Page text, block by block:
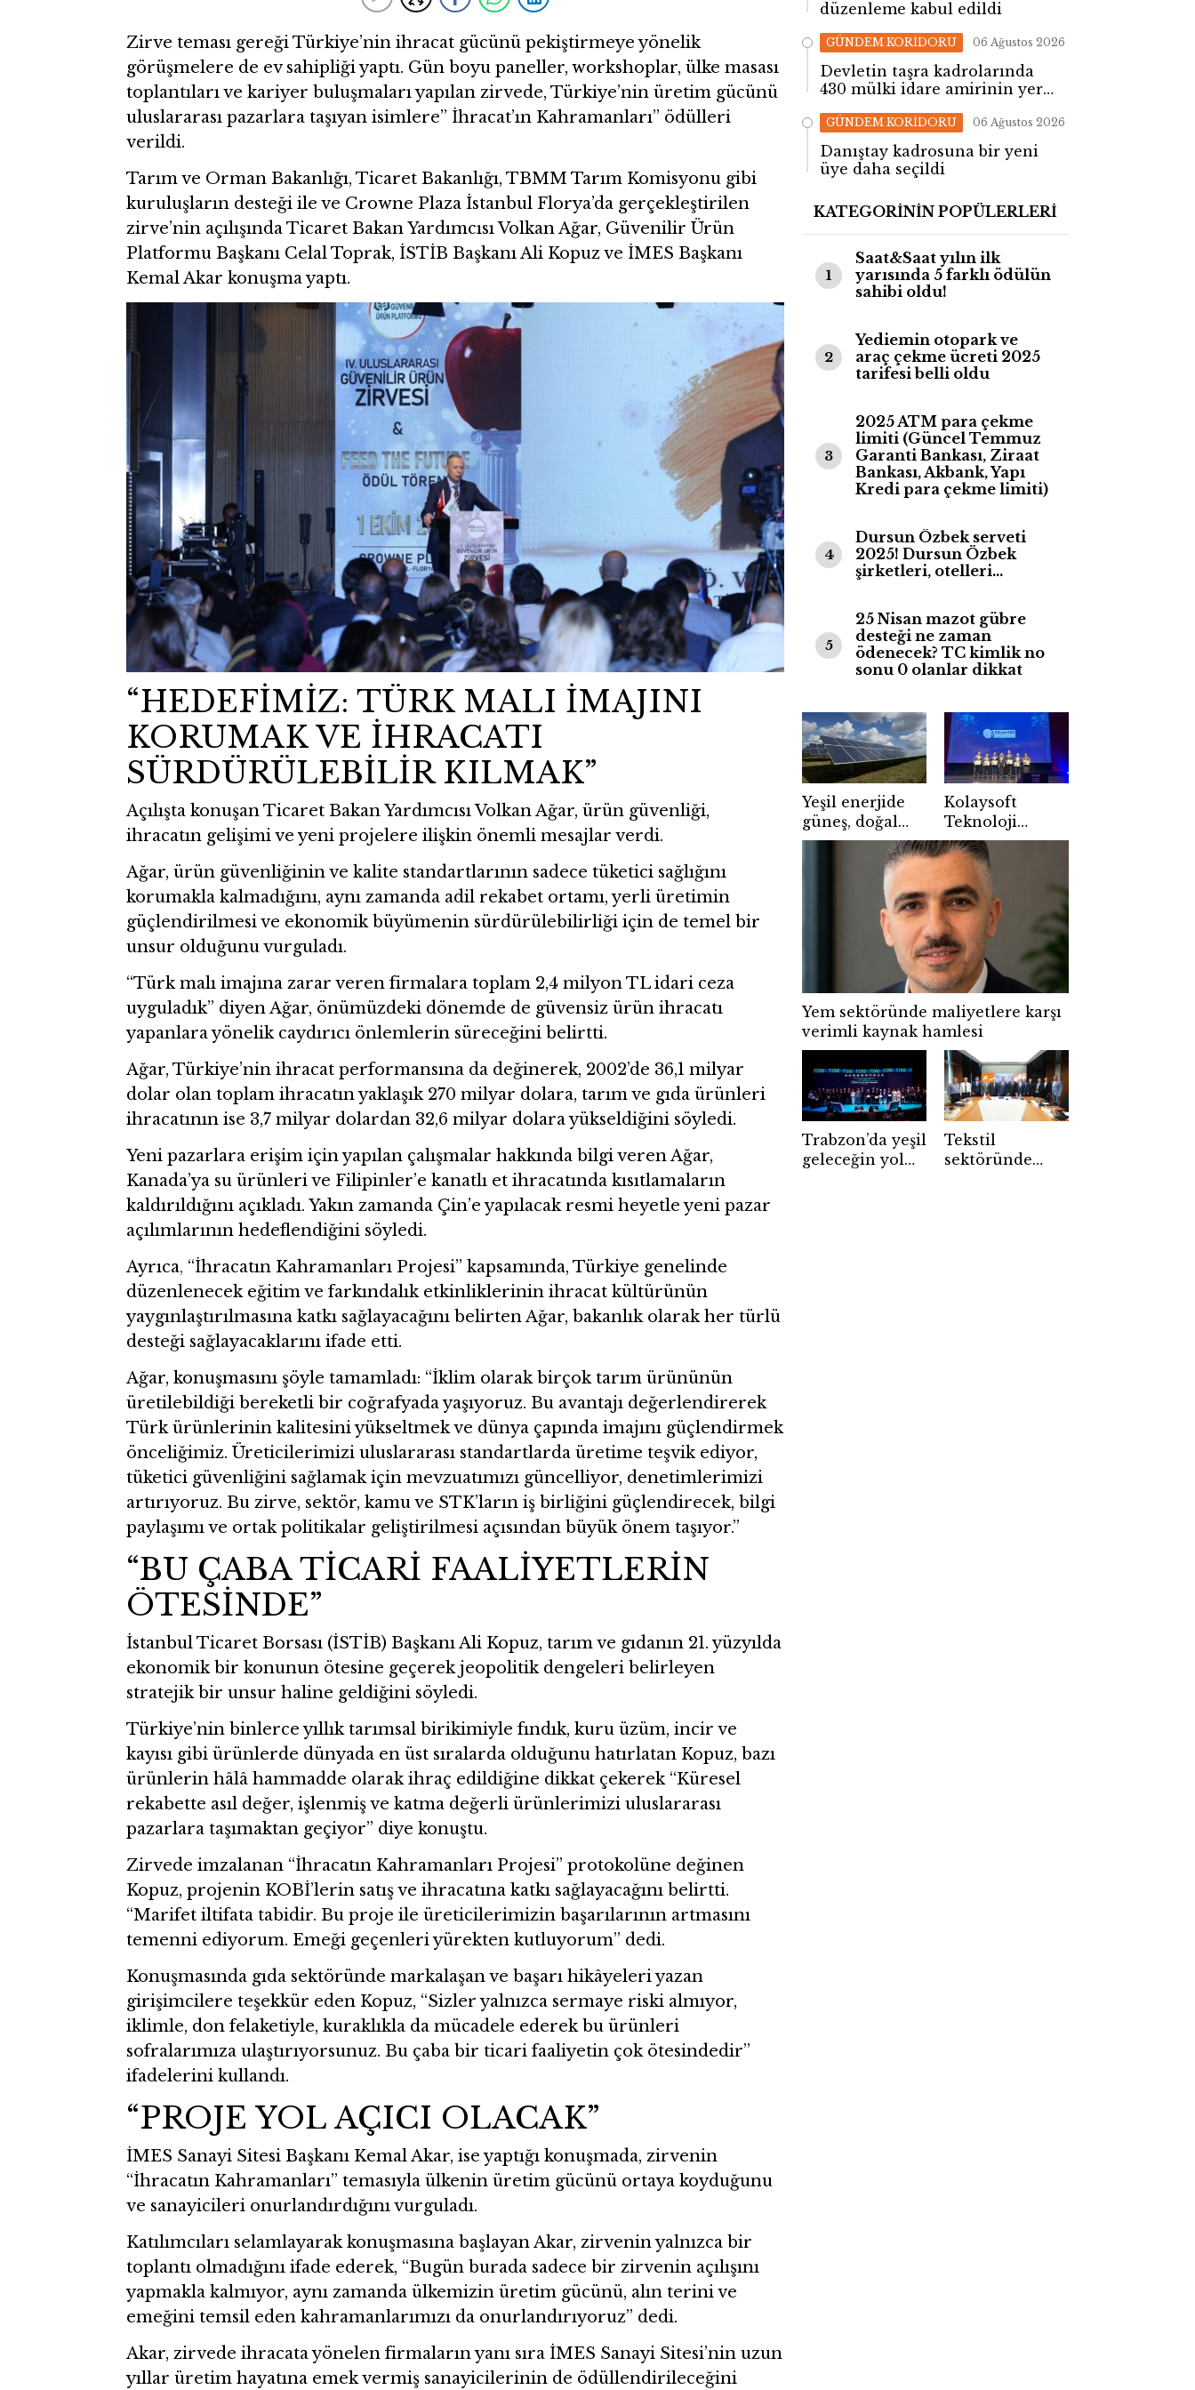
Zirve teması gereği Türkiye’nin ihracat gücünü pekiştirmeye yönelik
görüşmelere de ev sahipliği yaptı. Gün boyu paneller, workshoplar, ülke masası
toplantıları ve kariyer buluşmaları yapılan zirvede, Türkiye’nin üretim gücünü
uluslararası pazarlara taşıyan isimlere’’ İhracat’ın Kahramanları’’ ödülleri
verildi.
Tarım ve Orman Bakanlığı, Ticaret Bakanlığı, TBMM Tarım Komisyonu gibi
kuruluşların desteği ile ve Crowne Plaza İstanbul Florya’da gerçekleştirilen
zirve’nin açılışında Ticaret Bakan Yardımcısı Volkan Ağar, Güvenilir Ürün
Platformu Başkanı Celal Toprak, İSTİB Başkanı Ali Kopuz ve İMES Başkanı
Kemal Akar konuşma yaptı.
“HEDEFİMİZ: TÜRK MALI İMAJINI
KORUMAK VE İHRACATI
SÜRDÜRÜLEBİLİR KILMAK”
Açılışta konuşan Ticaret Bakan Yardımcısı Volkan Ağar, ürün güvenliği,
ihracatın gelişimi ve yeni projelere ilişkin önemli mesajlar verdi.
Ağar, ürün güvenliğinin ve kalite standartlarının sadece tüketici sağlığını
korumakla kalmadığını, aynı zamanda adil rekabet ortamı, yerli üretimin
güçlendirilmesi ve ekonomik büyümenin sürdürülebilirliği için de temel bir
unsur olduğunu vurguladı.
“Türk malı imajına zarar veren firmalara toplam 2,4 milyon TL idari ceza
uyguladık” diyen Ağar, önümüzdeki dönemde de güvensiz ürün ihracatı
yapanlara yönelik caydırıcı önlemlerin süreceğini belirtti.
Ağar, Türkiye’nin ihracat performansına da değinerek, 2002’de 36,1 milyar
dolar olan toplam ihracatın yaklaşık 270 milyar dolara, tarım ve gıda ürünleri
ihracatının ise 3,7 milyar dolardan 32,6 milyar dolara yükseldiğini söyledi.
Yeni pazarlara erişim için yapılan çalışmalar hakkında bilgi veren Ağar,
Kanada’ya su ürünleri ve Filipinler’e kanatlı et ihracatında kısıtlamaların
kaldırıldığını açıkladı. Yakın zamanda Çin’e yapılacak resmi heyetle yeni pazar
açılımlarının hedeflendiğini söyledi.
Ayrıca, “İhracatın Kahramanları Projesi” kapsamında, Türkiye genelinde
düzenlenecek eğitim ve farkındalık etkinliklerinin ihracat kültürünün
yaygınlaştırılmasına katkı sağlayacağını belirten Ağar, bakanlık olarak her türlü
desteği sağlayacaklarını ifade etti.
Ağar, konuşmasını şöyle tamamladı: “İklim olarak birçok tarım ürününün
üretilebildiği bereketli bir coğrafyada yaşıyoruz. Bu avantajı değerlendirerek
Türk ürünlerinin kalitesini yükseltmek ve dünya çapında imajını güçlendirmek
önceliğimiz. Üreticilerimizi uluslararası standartlarda üretime teşvik ediyor,
tüketici güvenliğini sağlamak için mevzuatımızı güncelliyor, denetimlerimizi
artırıyoruz. Bu zirve, sektör, kamu ve STK’ların iş birliğini güçlendirecek, bilgi
paylaşımı ve ortak politikalar geliştirilmesi açısından büyük önem taşıyor.”
“BU ÇABA TİCARİ FAALİYETLERİN
ÖTESİNDE”
İstanbul Ticaret Borsası (İSTİB) Başkanı Ali Kopuz, tarım ve gıdanın 21. yüzyılda
ekonomik bir konunun ötesine geçerek jeopolitik dengeleri belirleyen
stratejik bir unsur haline geldiğini söyledi.
Türkiye’nin binlerce yıllık tarımsal birikimiyle fındık, kuru üzüm, incir ve
kayısı gibi ürünlerde dünyada en üst sıralarda olduğunu hatırlatan Kopuz, bazı
ürünlerin hâlâ hammadde olarak ihraç edildiğine dikkat çekerek “Küresel
rekabette asıl değer, işlenmiş ve katma değerli ürünlerimizi uluslararası
pazarlara taşımaktan geçiyor” diye konuştu.
Zirvede imzalanan “İhracatın Kahramanları Projesi” protokolüne değinen
Kopuz, projenin KOBİ’lerin satış ve ihracatına katkı sağlayacağını belirtti.
“Marifet iltifata tabidir. Bu proje ile üreticilerimizin başarılarının artmasını
temenni ediyorum. Emeği geçenleri yürekten kutluyorum” dedi.
Konuşmasında gıda sektöründe markalaşan ve başarı hikâyeleri yazan
girişimcilere teşekkür eden Kopuz, “Sizler yalnızca sermaye riski almıyor,
iklimle, don felaketiyle, kuraklıkla da mücadele ederek bu ürünleri
sofralarımıza ulaştırıyorsunuz. Bu çaba bir ticari faaliyetin çok ötesindedir”
ifadelerini kullandı.
“PROJE YOL AÇICI OLACAK”
İMES Sanayi Sitesi Başkanı Kemal Akar, ise yaptığı konuşmada, zirvenin
“İhracatın Kahramanları” temasıyla ülkenin üretim gücünü ortaya koyduğunu
ve sanayicileri onurlandırdığını vurguladı.
Katılımcıları selamlayarak konuşmasına başlayan Akar, zirvenin yalnızca bir
toplantı olmadığını ifade ederek, “Bugün burada sadece bir zirvenin açılışını
yapmakla kalmıyor, aynı zamanda ülkemizin üretim gücünü, alın terini ve
emeğini temsil eden kahramanlarımızı da onurlandırıyoruz” dedi.
Akar, zirvede ihracata yönelen firmaların yanı sıra İMES Sanayi Sitesi’nin uzun
yıllar üretim hayatına emek vermiş sanayicilerinin de ödüllendirileceğini
düzenleme kabul edildi
GÜNDEM KORİDORU 06 Ağustos 2026
Devletin taşra kadrolarında
430 mülki idare amirinin yeri
GÜNDEM KORİDORU 06 Ağustos 2026
Danıştay kadrosuna bir yeni
üye daha seçildi
KATEGORİNİN POPÜLERLERİ
1
Saat&Saat yılın ilk
yarısında 5 farklı ödülün
sahibi oldu!
2
Yediemin otopark ve
araç çekme ücreti 2025
tarifesi belli oldu
3
2025 ATM para çekme
limiti (Güncel Temmuz
Garanti Bankası, Ziraat
Bankası, Akbank, Yapı
Kredi para çekme limiti)
4
Dursun Özbek serveti
2025! Dursun Özbek
şirketleri, otelleri…
5
25 Nisan mazot gübre
desteği ne zaman
ödenecek? TC kimlik no
sonu 0 olanlar dikkat
Yeşil enerjide
güneş, doğal
gazı geçti
Kolaysoft
Teknoloji
Bilişim500’de
beşinci kez
birinci seçildi
Yem sektöründe maliyetlere karşı
verimli kaynak hamlesi
Trabzon’da yeşil
geleceğin yol
Tekstil
sektöründe